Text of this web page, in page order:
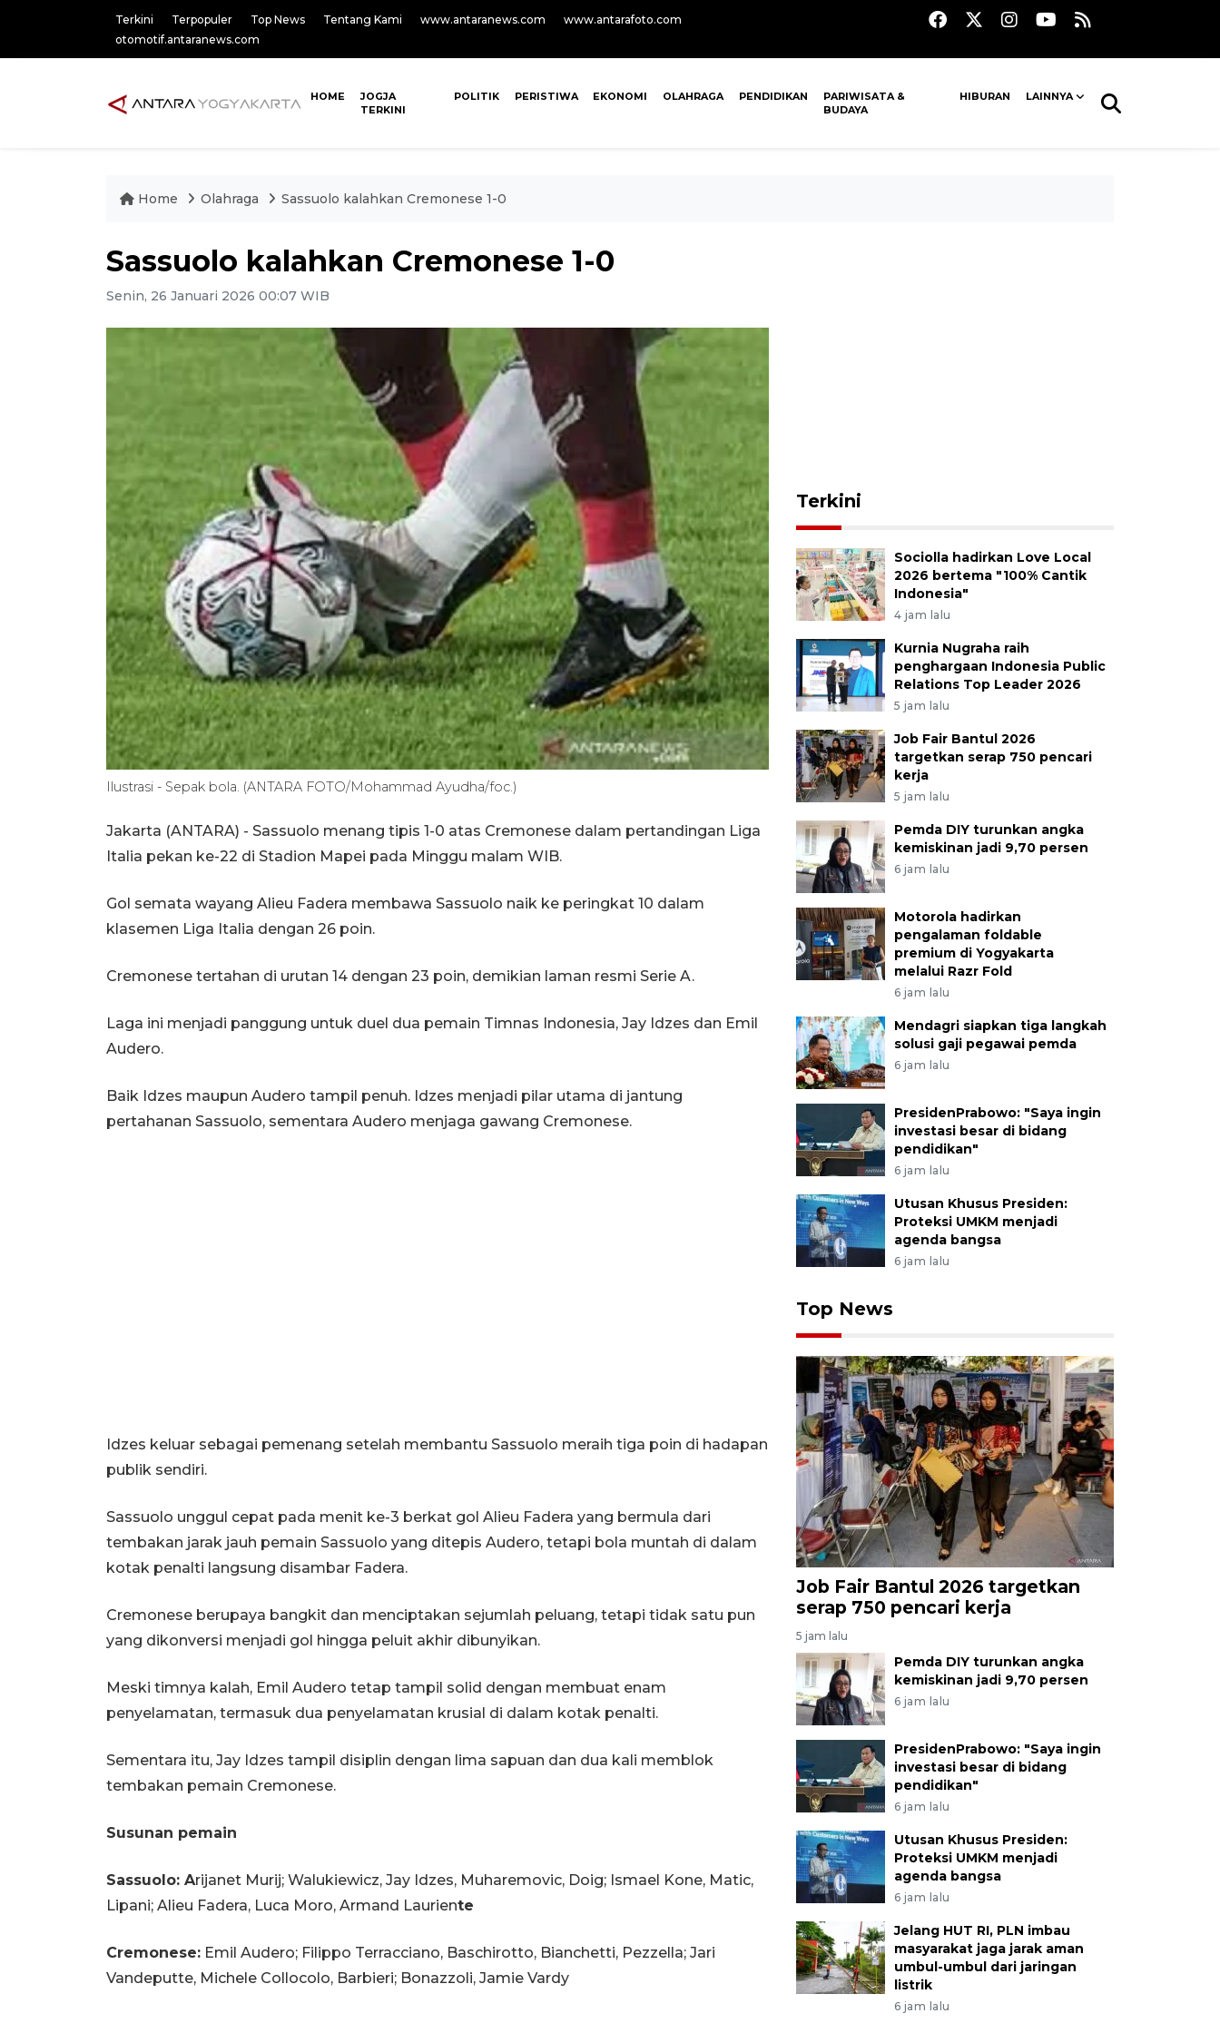
Terkini Terpopuler Top News Tentang Kami www.antaranews.com
www.antarafoto.com
otomotif.antaranews.com
HOME
JOGJA
TERKINI
POLITIK PERISTIWA EKONOMI OLAHRAGA PENDIDIKAN
PARIWISATA &
BUDAYA
HIBURAN LAINNYA
Home Olahraga Sassuolo kalahkan Cremonese 1-0
Sassuolo kalahkan Cremonese 1-0
Senin, 26 Januari 2026 00:07 WIB
Ilustrasi - Sepak bola. (ANTARA FOTO/Mohammad Ayudha/foc.)
Jakarta (ANTARA) - Sassuolo menang tipis 1-0 atas Cremonese dalam pertandingan Liga
Italia pekan ke-22 di Stadion Mapei pada Minggu malam WIB.
Gol semata wayang Alieu Fadera membawa Sassuolo naik ke peringkat 10 dalam
klasemen Liga Italia dengan 26 poin.
Cremonese tertahan di urutan 14 dengan 23 poin, demikian laman resmi Serie A.
Laga ini menjadi panggung untuk duel dua pemain Timnas Indonesia, Jay Idzes dan Emil
Audero.
Baik Idzes maupun Audero tampil penuh. Idzes menjadi pilar utama di jantung
pertahanan Sassuolo, sementara Audero menjaga gawang Cremonese.
Idzes keluar sebagai pemenang setelah membantu Sassuolo meraih tiga poin di hadapan
publik sendiri.
Sassuolo unggul cepat pada menit ke-3 berkat gol Alieu Fadera yang bermula dari
tembakan jarak jauh pemain Sassuolo yang ditepis Audero, tetapi bola muntah di dalam
kotak penalti langsung disambar Fadera.
Cremonese berupaya bangkit dan menciptakan sejumlah peluang, tetapi tidak satu pun
yang dikonversi menjadi gol hingga peluit akhir dibunyikan.
Meski timnya kalah, Emil Audero tetap tampil solid dengan membuat enam
penyelamatan, termasuk dua penyelamatan krusial di dalam kotak penalti.
Sementara itu, Jay Idzes tampil disiplin dengan lima sapuan dan dua kali memblok
tembakan pemain Cremonese.
Susunan pemain
Sassuolo: Arijanet Murij; Walukiewicz, Jay Idzes, Muharemovic, Doig; Ismael Kone, Matic,
Lipani; Alieu Fadera, Luca Moro, Armand Lauriente
Cremonese: Emil Audero; Filippo Terracciano, Baschirotto, Bianchetti, Pezzella; Jari
Vandeputte, Michele Collocolo, Barbieri; Bonazzoli, Jamie Vardy
Terkini
Sociolla hadirkan Love Local
2026 bertema "100% Cantik
Indonesia"
4 jam lalu
Kurnia Nugraha raih
penghargaan Indonesia Public
Relations Top Leader 2026
5 jam lalu
Job Fair Bantul 2026
targetkan serap 750 pencari
kerja
5 jam lalu
Pemda DIY turunkan angka
kemiskinan jadi 9,70 persen
6 jam lalu
Motorola hadirkan
pengalaman foldable
premium di Yogyakarta
melalui Razr Fold
6 jam lalu
Mendagri siapkan tiga langkah
solusi gaji pegawai pemda
6 jam lalu
PresidenPrabowo: "Saya ingin
investasi besar di bidang
pendidikan"
6 jam lalu
Utusan Khusus Presiden:
Proteksi UMKM menjadi
agenda bangsa
6 jam lalu
Top News
Job Fair Bantul 2026 targetkan
serap 750 pencari kerja
5 jam lalu
Pemda DIY turunkan angka
kemiskinan jadi 9,70 persen
6 jam lalu
PresidenPrabowo: "Saya ingin
investasi besar di bidang
pendidikan"
6 jam lalu
Utusan Khusus Presiden:
Proteksi UMKM menjadi
agenda bangsa
6 jam lalu
Jelang HUT RI, PLN imbau
masyarakat jaga jarak aman
umbul-umbul dari jaringan
listrik
6 jam lalu